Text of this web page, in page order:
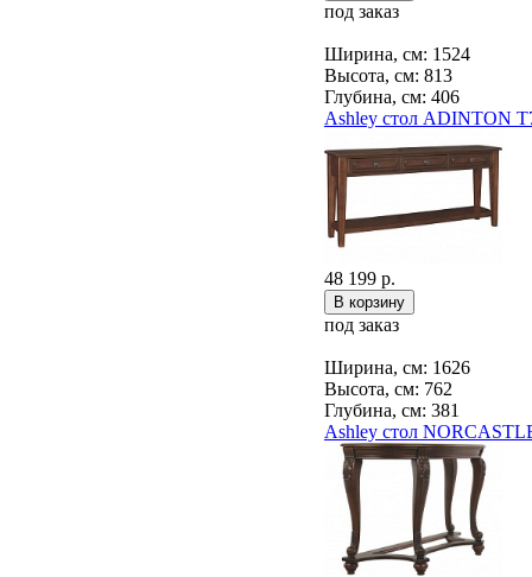
под заказ
Ширина, см: 1524
Высота, см: 813
Глубина, см: 406
Ashley стол ADINTON
48 199 р.
под заказ
Ширина, см: 1626
Высота, см: 762
Глубина, см: 381
Ashley стол